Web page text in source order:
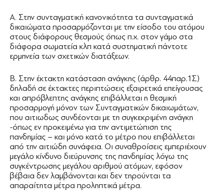
Α. Στην συνταγματική κανονικότητα τα συνταγματικά
δικαιώματα προσαρμόζονται με την είσοδο του ατόμου
στους διάφορους θεσμούς όπως π.χ. στον γάμο στα
διάφορα σωματεία κλπ κατά συστηματική πάντοτε
ερμηνεία των σχετικών διατάξεων.
Β. Στην έκτακτη κατάσταση ανάγκης (άρθρ. 44παρ.1Σ)
δηλαδή σε έκτακτες περιπτώσεις εξαιρετικά επείγουσας
και απρόβλεπτης ανάγκης επιβάλλεται η θεσμική
προσαρμογή μόνον των Συνταγματικών δικαιωμάτων,
που αιτιωδως συνδέονται με τη συγκεκριμένη ανάγκη
-όπως εν προκειμένω για την αντιμετώπιση της
πανδημίας – και μόνο κατά το μέτρο που επιβάλλεται
από την αιτιώδη συνάφεια. Οι συναθροίσεις εμπεριέχουν
μεγάλο κίνδυνο διεύρυνσης της πανδημίας λόγω της
συγκέντρωσης μεγάλου αριθμού ατόμων, εφόσον
βέβαια δεν λαμβάνονται και δεν τηρούνται τα
απαραίτητα μέτρα προληπτικά μέτρα.